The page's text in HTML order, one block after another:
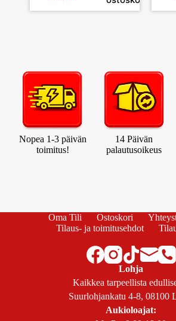
Nopea 1-3 päivän
toimitus!
14 Päivän
palautusoikeus
Oma Tili Ostoskori
Tilaus- ja toimitusehdot
Lohja
Kaikkea tarpeellista
Suurlohjankatu 4-8, 08100
Aukioloajat: